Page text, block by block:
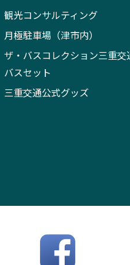
観光コンサルティング
月極駐車場（津市内）
ザ・バスコレクション三重交
バスセット
三重交通公式グッズ